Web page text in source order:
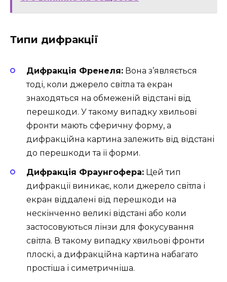
Типи дифракції
Дифракція Френеля: Вона з’являється
тоді, коли джерело світла та екран
знаходяться на обмеженій відстані від
перешкоди. У такому випадку хвильові
фронти мають сферичну форму, а
дифракційна картина залежить від відстані
до перешкоди та її форми.
Дифракція Фраунгофера: Цей тип
дифракції виникає, коли джерело світла і
екран віддалені від перешкоди на
нескінченно великі відстані або коли
застосовуються лінзи для фокусування
світла. В такому випадку хвильові фронти
плоскі, а дифракційна картина набагато
простіша і симетричніша.